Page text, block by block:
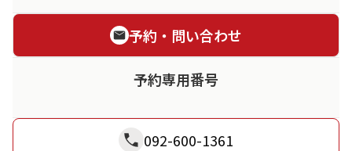
予約・問い合わせ
予約専用番号
092-600-1361